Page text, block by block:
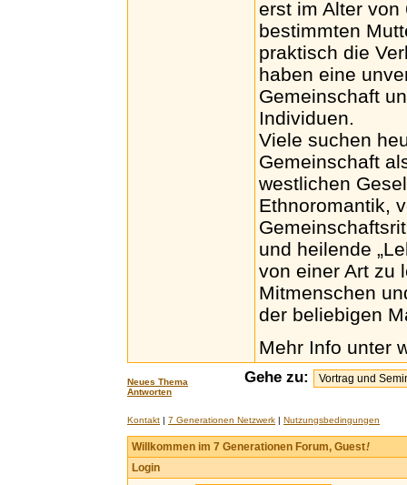
erst im Alter
bestimmten
praktisch die
haben eine
Gemeinschaft
Individuen.
Viele suchen
Gemeinschaft
westlichen
Ethnoromantik,
und heilende
von einer Art zu
Mitmenschen
der beliebigen
Mehr Info unter
Neues Thema
Antworten
Gehe zu:
Kontakt | 7 Generationen Netzwerk | Nutzungsbedingungen
Willkommen im 7 Generationen Forum, Guest!
Login